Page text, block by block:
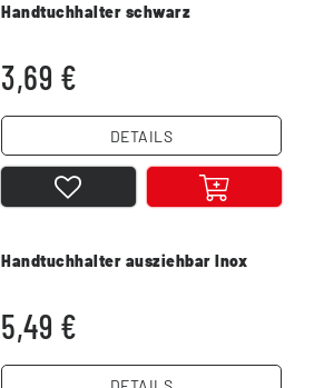
Handtuchhalter schwarz
3,69 €
DETAILS
Handtuchhalter ausziehbar Inox
5,49 €